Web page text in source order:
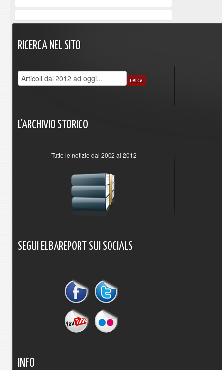
RICERCA NEL SITO
L'ARCHIVIO STORICO
Tutte le notizie dal 2002 al 2012
SEGUI ELBAREPORT SUI SOCIALS
INFO